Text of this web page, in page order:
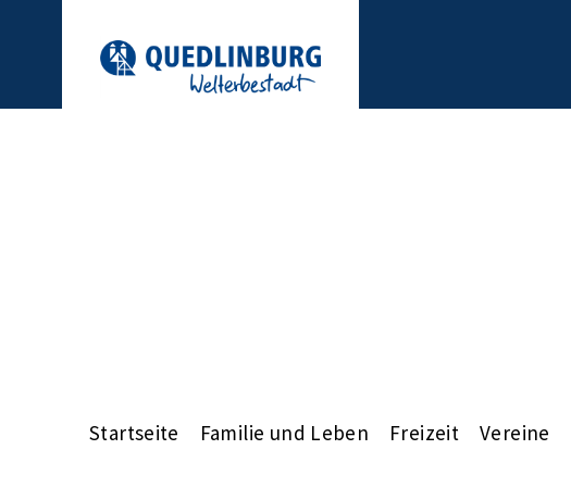
Startseite Familie und Leben Freizeit Vereine